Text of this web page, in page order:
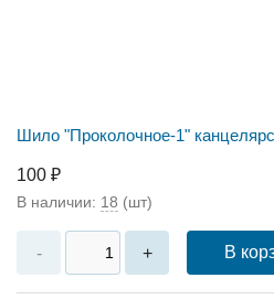
Шило "Проколочное-1"
100 ₽
В наличии: 18 (шт)
- + В